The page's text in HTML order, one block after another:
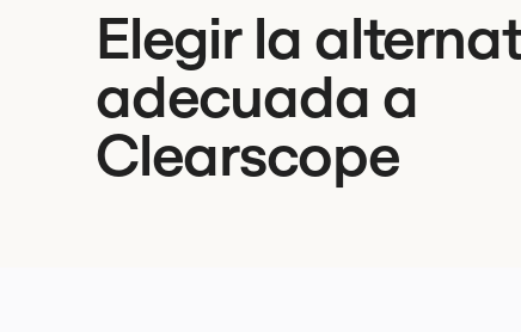
Elegir la
adecuada a
Clearscope